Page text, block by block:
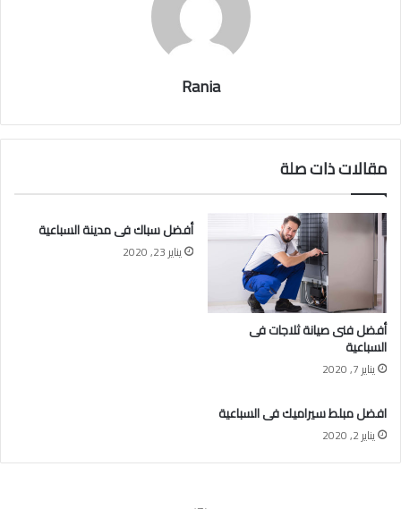
Rania
مقالات ذات صلة
أفضل فنى صيانة ثلاجات فى
السباعية
يناير 7, 2020
أفضل سباك فى مدينة السباعية
يناير 23, 2020
افضل مبلط سيراميك فى السباعية
يناير 2, 2020